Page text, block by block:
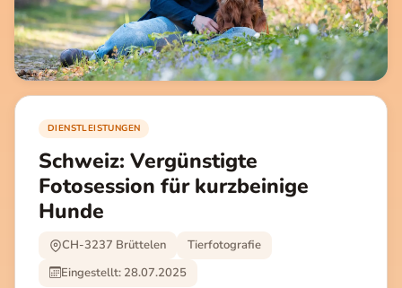
DIENSTLEISTUNGEN
Schweiz: Vergünstigte
Fotosession für kurzbeinige
Hunde
CH-3237 Brüttelen
Tierfotografie
Eingestellt: 28.07.2025